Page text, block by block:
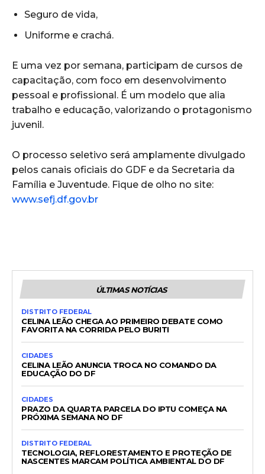
Seguro de vida,
Uniforme e crachá.
E uma vez por semana, participam de cursos de
capacitação, com foco em desenvolvimento
pessoal e profissional. É um modelo que alia
trabalho e educação, valorizando o protagonismo
juvenil.
O processo seletivo será amplamente divulgado
pelos canais oficiais do GDF e da Secretaria da
Família e Juventude. Fique de olho no site:
www.sefj.df.gov.br
ÚLTIMAS NOTÍCIAS
DISTRITO FEDERAL
CELINA LEÃO CHEGA AO PRIMEIRO DEBATE COMO
FAVORITA NA CORRIDA PELO BURITI
CIDADES
CELINA LEÃO ANUNCIA TROCA NO COMANDO DA
EDUCAÇÃO DO DF
CIDADES
PRAZO DA QUARTA PARCELA DO IPTU COMEÇA NA
PRÓXIMA SEMANA NO DF
DISTRITO FEDERAL
TECNOLOGIA, REFLORESTAMENTO E PROTEÇÃO DE
NASCENTES MARCAM POLÍTICA AMBIENTAL DO DF